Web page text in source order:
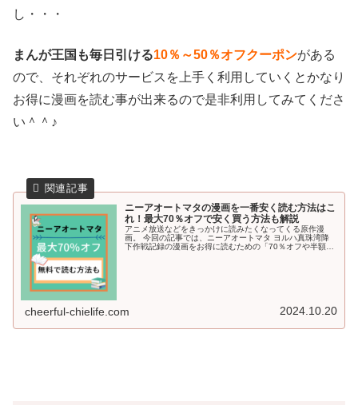
し・・・
まんが王国も毎日引ける10％～50％オフクーポンがある
ので、それぞれのサービスを上手く利用していくとかなり
お得に漫画を読む事が出来るので是非利用してみてくださ
い＾＾♪
ニーアオートマタの漫画を一番安く読む方法はこ
れ！最大70％オフで安く買う方法も解説
アニメ放送などをきっかけに読みたくなってくる原作漫
画。 今回の記事では、ニーアオートマタ ヨルハ真珠湾降
下作戦記録の漫画をお得に読むための「70％オフや半額以
cheerful-chielife.com 2024.10.20